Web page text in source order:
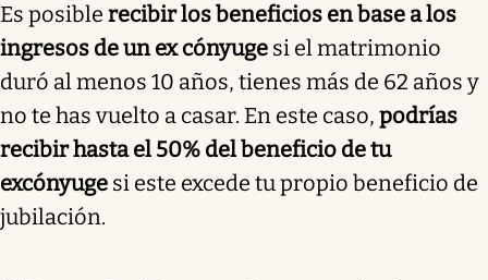
Es posible recibir los beneficios en base a los
ingresos de un ex cónyuge si el matrimonio
duró al menos 10 años, tienes más de 62 años y
no te has vuelto a casar. En este caso, podrías
recibir hasta el 50% del beneficio de tu
excónyuge si este excede tu propio beneficio de
jubilación.